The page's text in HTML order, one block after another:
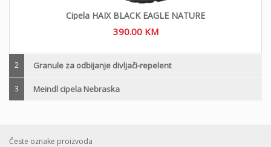
Cipela HAIX BLACK EAGLE NATURE
390.00 KM
2 Granule za odbijanje divljači-repelent
3 Meindl cipela Nebraska
Česte oznake proizvoda